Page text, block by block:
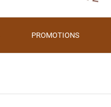
PROMOTIONS